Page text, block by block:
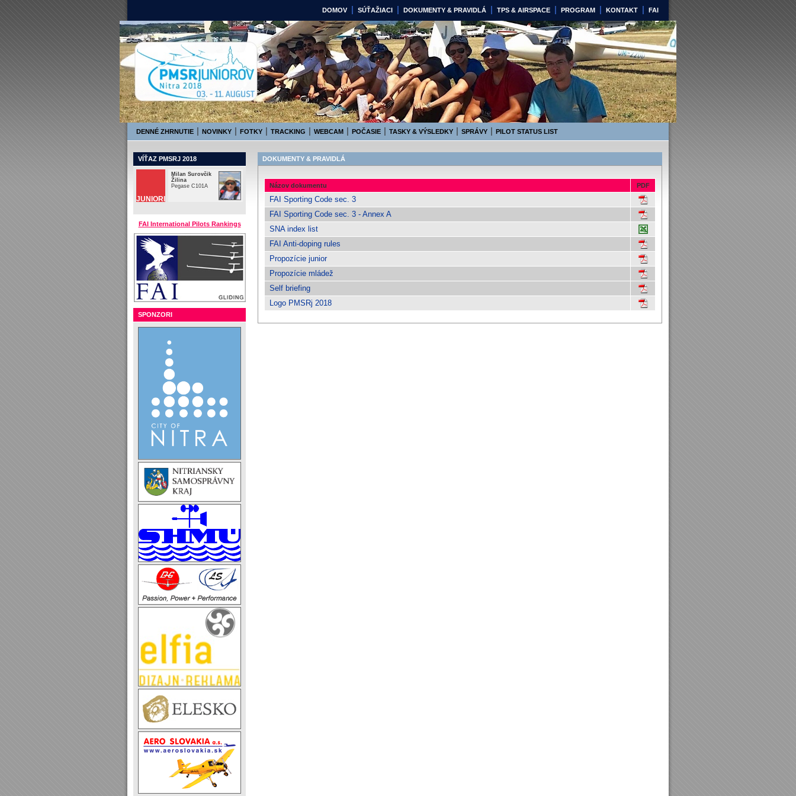
DOMOV | SÚŤAŽIACI | DOKUMENTY & PRAVIDLÁ | TPS & AIRSPACE | PROGRAM | KONTAKT | FAI
PMSRj 2018
3. August - 11. August 2018 NITRA, Slovensko
DENNÉ ZHRNUTIE | NOVINKY | FOTKY | TRACKING | WEBCAM | POČASIE | TASKY & VÝSLEDKY | SPRÁVY | PILOT STATUS LIST
VÍŤAZ PMSRJ 2018
JUNIORI
Milan Surovčik
Žilina
Pegase C101A
FAI International Pilots Rankings
SPONZORI
DOKUMENTY & PRAVIDLÁ
Názov dokumentu PDF
FAI Sporting Code sec. 3
.pdf
FAI Sporting Code sec. 3 - Annex A
.pdf
SNA index list
.pdf
FAI Anti-doping rules
.pdf
Propozície junior
.pdf
Propozície mládež
.pdf
Self briefing
.pdf
Logo PMSRj 2018